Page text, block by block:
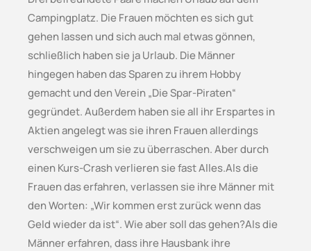
Campingplatz. Die Frauen möchten es sich gut
gehen lassen und sich auch mal etwas gönnen,
schließlich haben sie ja Urlaub. Die Männer
hingegen haben das Sparen zu ihrem Hobby
gemacht und den Verein „Die Spar-Piraten“
gegründet. Außerdem haben sie all ihr Erspartes in
Aktien angelegt was sie ihren Frauen allerdings
verschweigen um sie zu überraschen. Aber durch
einen Kurs-Crash verlieren sie fast Alles.Als die
Frauen das erfahren, verlassen sie ihre Männer mit
den Worten: „Wir kommen erst zurück wenn das
Geld wieder da ist“. Wie aber soll das gehen?Als die
Männer erfahren, dass ihre Hausbank ihre